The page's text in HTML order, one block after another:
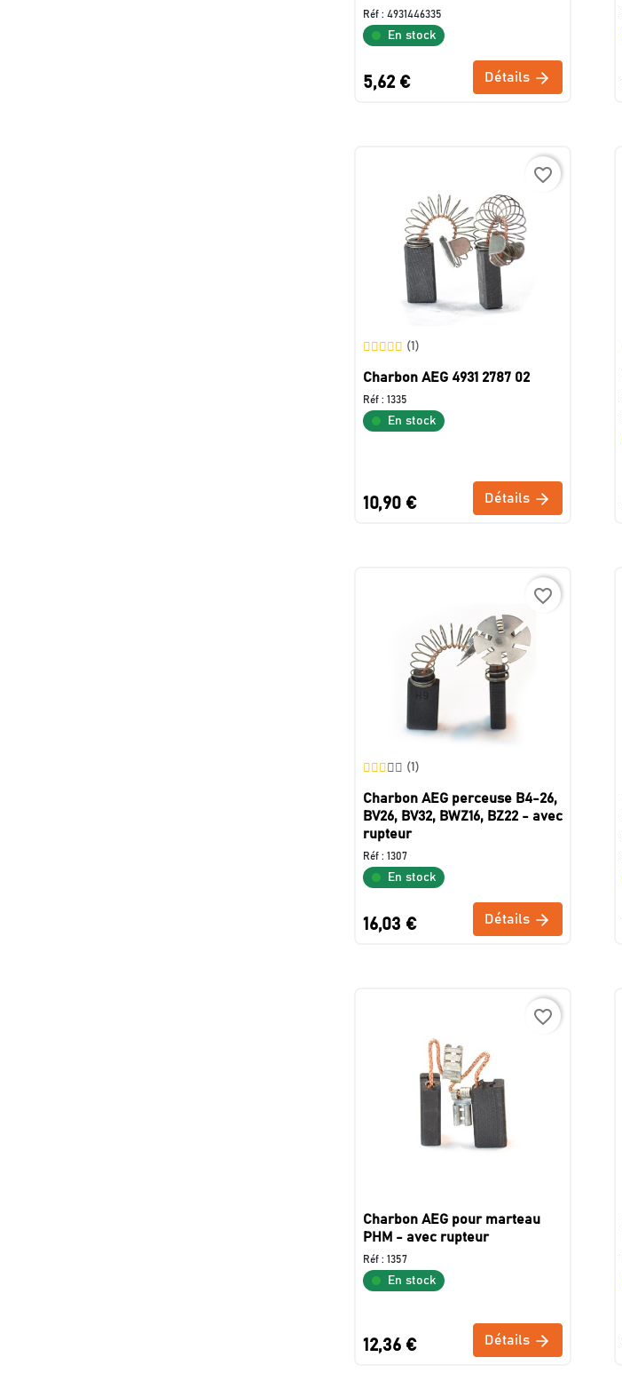
Réf : 4931446335
En stock
5,62 € Détails
favorite_border
(1)
Charbon AEG 4931 2787 02
Réf : 1335
En stock
10,90 € Détails
favorite_border
(1)
Charbon AEG perceuse B4-26,
BV26, BV32, BWZ16, BZ22 - avec
rupteur
Réf : 1307
En stock
16,03 € Détails
favorite_border
Charbon AEG pour marteau
PHM - avec rupteur
Réf : 1357
En stock
12,36 € Détails